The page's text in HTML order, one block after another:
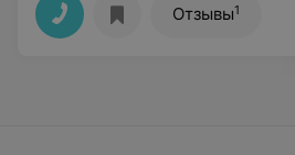
Отзывы1